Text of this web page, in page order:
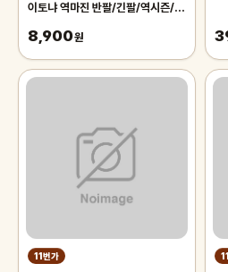
이토냐 역마진 반팔/긴팔/역시즌/블
8,900원
11번가